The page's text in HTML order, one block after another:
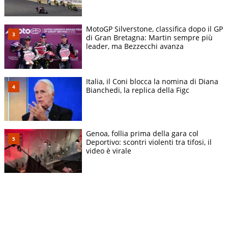
MotoGP Silverstone, classifica dopo il GP
di Gran Bretagna: Martin sempre più
leader, ma Bezzecchi avanza
Italia, il Coni blocca la nomina di Diana
Bianchedi, la replica della Figc
Genoa, follia prima della gara col
Deportivo: scontri violenti tra tifosi, il
video è virale